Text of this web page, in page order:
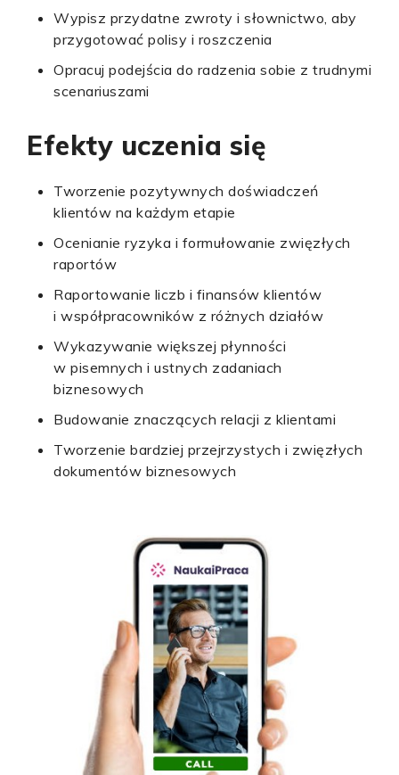
Wypisz przydatne zwroty i słownictwo, aby
przygotować polisy i roszczenia
Opracuj podejścia do radzenia sobie z trudnymi
scenariuszami
Efekty uczenia się
Tworzenie pozytywnych doświadczeń
klientów na każdym etapie
Ocenianie ryzyka i formułowanie zwięzłych
raportów
Raportowanie liczb i finansów klientów
i współpracowników z różnych działów
Wykazywanie większej płynności
w pisemnych i ustnych zadaniach
biznesowych
Budowanie znaczących relacji z klientami
Tworzenie bardziej przejrzystych i zwięzłych
dokumentów biznesowych